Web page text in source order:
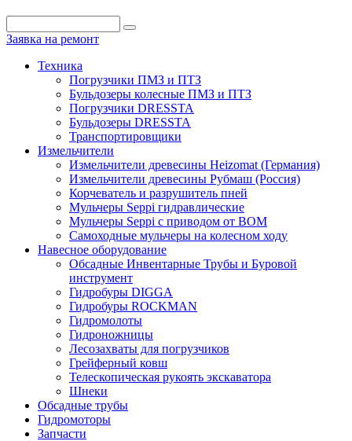
Заявка на ремонт
Техника
Погрузчики ПМЗ и ПТЗ
Бульдозеры колесные ПМЗ и ПТЗ
Погрузчики DRESSTA
Бульдозеры DRESSTA
Транспортировщики
Измельчители
Измельчители древесины Heizomat (Германия)
Измельчители древесины Рубмаш (Россия)
Корчеватель и разрушитель пней
Мульчеры Seppi гидравлические
Мульчеры Seppi с приводом от ВОМ
Самоходные мульчеры на колесном ходу
Навесное оборудование
Обсадные Инвентарные Трубы и Буровой
инструмент
Гидробуры DIGGA
Гидробуры ROCKMAN
Гидромолоты
Гидроножницы
Лесозахваты для погрузчиков
Грейферный ковш
Телескопическая рукоять экскаватора
Шнеки
Обсадные трубы
Гидромоторы
Запчасти